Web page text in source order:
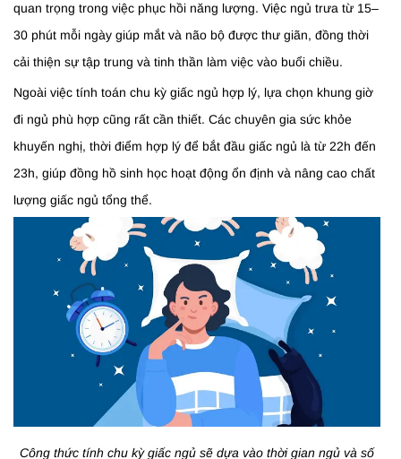
quan trọng trong việc phục hồi năng lượng. Việc ngủ trưa từ 15–
30 phút mỗi ngày giúp mắt và não bộ được thư giãn, đồng thời
cải thiện sự tập trung và tinh thần làm việc vào buổi chiều.
Ngoài việc tính toán chu kỳ giấc ngủ hợp lý, lựa chọn khung giờ
đi ngủ phù hợp cũng rất cần thiết. Các chuyên gia sức khỏe
khuyến nghị, thời điểm hợp lý để bắt đầu giấc ngủ là từ 22h đến
23h, giúp đồng hồ sinh học hoạt động ổn định và nâng cao chất
lượng giấc ngủ tổng thể.
Công thức tính chu kỳ giấc ngủ sẽ dựa vào thời gian ngủ và số